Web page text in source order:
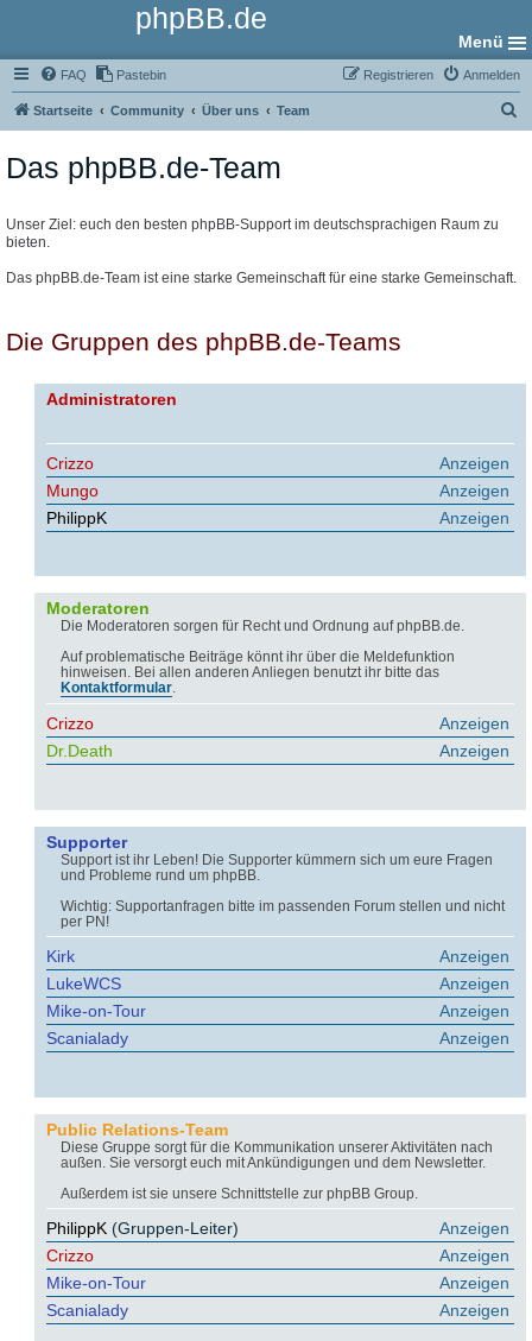
phpBB.de
Menü
FAQ Pastebin Anmelden
Registrieren
Startseite Community Über uns Team
Das phpBB.de-Team
Unser Ziel: euch den besten phpBB-Support im deutschsprachigen Raum zu
bieten.
Das phpBB.de-Team ist eine starke Gemeinschaft für eine starke Gemeinschaft.
Die Gruppen des phpBB.de-Teams
Administratoren
Anzeigen
Crizzo
Anzeigen
Mungo
Anzeigen
PhilippK
Moderatoren
Die Moderatoren sorgen für Recht und Ordnung auf phpBB.de.
Auf problematische Beiträge könnt ihr über die Meldefunktion
hinweisen. Bei allen anderen Anliegen benutzt ihr bitte das
Kontaktformular.
Anzeigen
Crizzo
Anzeigen
Dr.Death
Supporter
Support ist ihr Leben! Die Supporter kümmern sich um eure Fragen
und Probleme rund um phpBB.
Wichtig: Supportanfragen bitte im passenden Forum stellen und nicht
per PN!
Anzeigen
Kirk
Anzeigen
LukeWCS
Anzeigen
Mike-on-Tour
Anzeigen
Scanialady
Public Relations-Team
Diese Gruppe sorgt für die Kommunikation unserer Aktivitäten nach
außen. Sie versorgt euch mit Ankündigungen und dem Newsletter.
Außerdem ist sie unsere Schnittstelle zur phpBB Group.
Anzeigen
PhilippK (Gruppen-Leiter)
Anzeigen
Crizzo
Anzeigen
Mike-on-Tour
Anzeigen
Scanialady